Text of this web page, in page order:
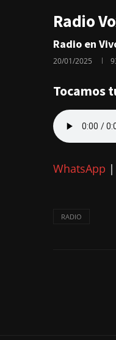
Radio
Radio en
20/01/2025
Tocamos
WhatsApp |
RADIO